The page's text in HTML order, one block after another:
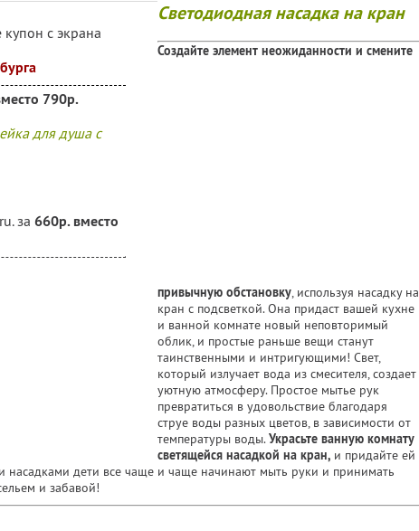
с экрана
790р.
для душа с
за 660р. вместо
Светодиодная насадка на кран
Создайте элемент неожиданности и смените
привычную обстановку, используя насадку на
кран с подсветкой. Она придаст вашей кухне
и ванной комнате новый неповторимый
облик, и простые раньше вещи станут
таинственными и интригующими! Свет,
который излучает вода из смесителя, создает
уютную атмосферу. Простое мытье рук
превратиться в удовольствие благодаря
струе воды разных цветов, в зависимости от
температуры воды.Украсьте ванную комнату
светящейся насадкой на кран, и придайте ей
дети все чаще и чаще начинают мыть руки и принимать
и забавой!